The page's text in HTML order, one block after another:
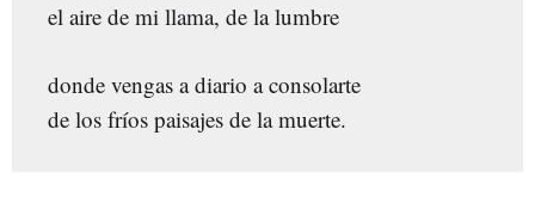
el aire de mi llama, de la lumbre
donde vengas a diario a consolarte
de los fríos paisajes de la muerte.